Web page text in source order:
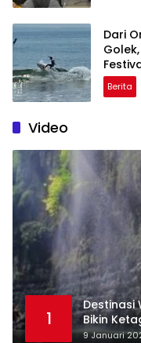
Dari
Berita
Video
1
Destinasi
Bikin
9 Januari